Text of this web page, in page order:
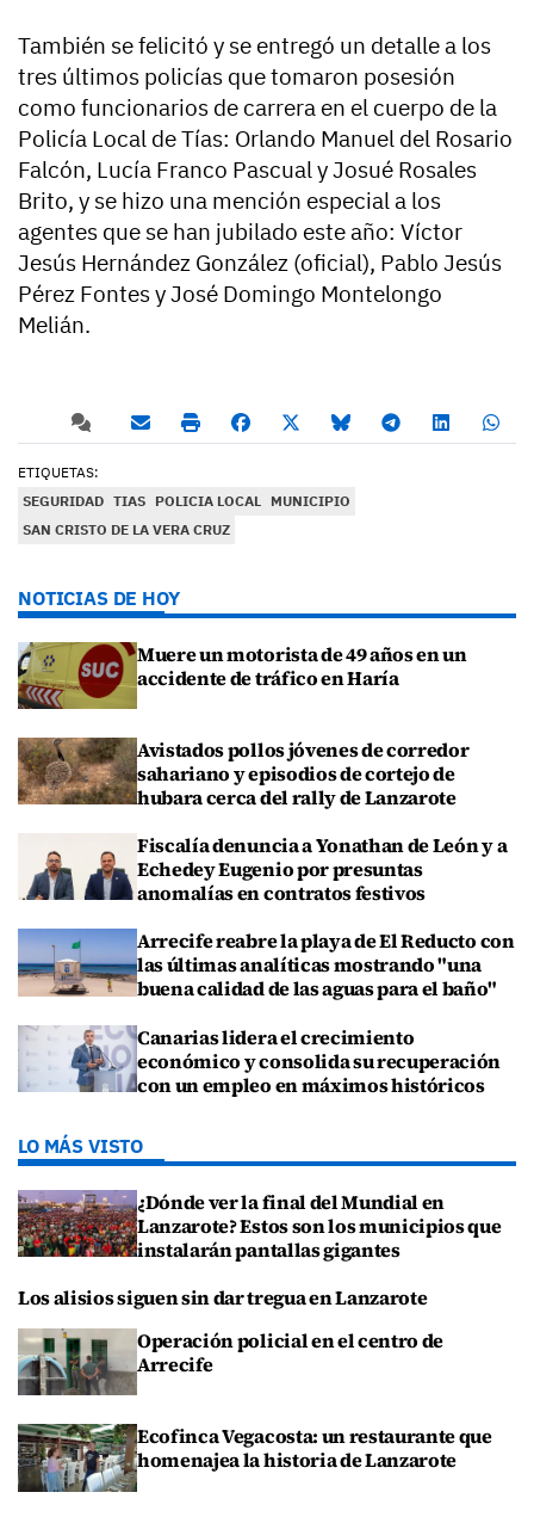
También se felicitó y se entregó un detalle a los
tres últimos policías que tomaron posesión
como funcionarios de carrera en el cuerpo de la
Policía Local de Tías: Orlando Manuel del Rosario
Falcón, Lucía Franco Pascual y Josué Rosales
Brito, y se hizo una mención especial a los
agentes que se han jubilado este año: Víctor
Jesús Hernández González (oficial), Pablo Jesús
Pérez Fontes y José Domingo Montelongo
Melián.
ETIQUETAS:
SEGURIDAD TIAS POLICIA LOCAL
MUNICIPIO
SAN CRISTO DE LA VERA CRUZ
NOTICIAS DE HOY
Muere un motorista de 49 años en un
accidente de tráfico en Haría
Avistados pollos jóvenes de corredor
sahariano y episodios de cortejo de
hubara cerca del rally de Lanzarote
Fiscalía denuncia a Yonathan de León y a
Echedey Eugenio por presuntas
anomalías en contratos festivos
Arrecife reabre la playa de El Reducto con
las últimas analíticas mostrando "una
buena calidad de las aguas para el baño"
Canarias lidera el crecimiento
económico y consolida su recuperación
con un empleo en máximos históricos
LO MÁS VISTO
¿Dónde ver la final del Mundial en
Lanzarote? Estos son los municipios que
instalarán pantallas gigantes
Los alisios siguen sin dar tregua en Lanzarote
Operación policial en el centro de
Arrecife
Ecofinca Vegacosta: un restaurante que
homenajea la historia de Lanzarote